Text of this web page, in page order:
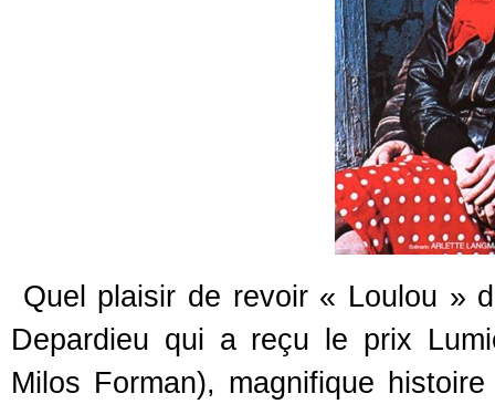
Quel plaisir de revoir « Loulou »
Depardieu qui a reçu le prix
Milos Forman), magnifique